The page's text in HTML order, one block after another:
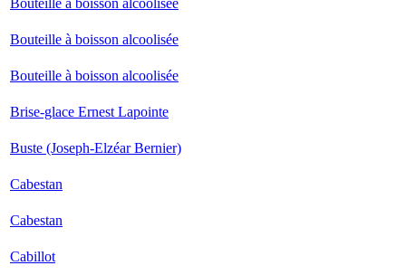
Bouteille à boisson alcoolisée
Bouteille à boisson alcoolisée
Bouteille à boisson alcoolisée
Brise-glace Ernest Lapointe
Buste (Joseph-Elzéar Bernier)
Cabestan
Cabestan
Cabillot